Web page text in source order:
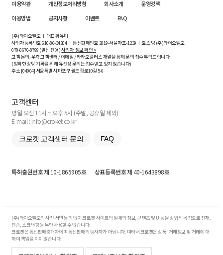
이용약관 개인정보처리방침 회사소개
운영정책
이용방법
공지사항 이벤트 FAQ
(주)와이오엘오 ㅣ 대표 황유미
사업자등록번호610-86-34204ㅣ 통신판매번호 2019-서울마포-1239 ㅣ 호스팅 (주)와이오엘오
070-8676-8799 (발신 전용)사업자 정보 확인 >
고객 문의: 우측 고객센터 / 이메일 / 카카오플러스 채널을 통해 문의 접수 부탁드립니다.
(정확한 상담 기록을 위해 유선상 문의는 접수받고 있지 않습니다)
주소 [04004] 서울특별시 마포구 월드컵로10길5-6
고객센터
평일 오전 11시 ~ 오후 5시 (주말, 공휴일 제외)
E-mail : info@croket.co.kr
크로켓 고객센터 문의 FAQ
특허출원번호제 10-1865905호 상표등록번호제 40-1643898호
(주)와이오엘오의 사전 서면 동의 없이 크로켓 사이트의 일체의 정보, 콘텐츠 및 UI등을 상업적 목적으로 전재,
전송, 스크래핑 등 무단 사용할 수 없습니다.
크로켓은 통신판매중개자이며 통신판매의 당사자가 아닙니다. 따라서 크로켓은 상품·거래정보 및 거래에 대
하여 책임을 지지 않습니다.